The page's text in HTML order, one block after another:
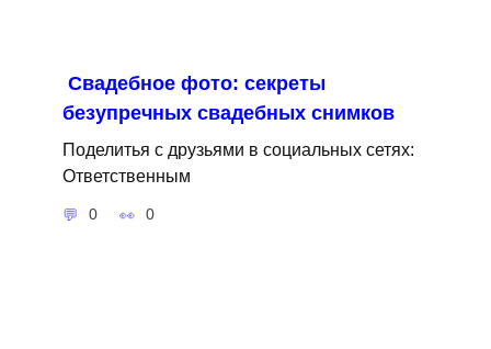
Свадебное фото: секреты
безупречных свадебных снимков
Поделитья с друзьями в социальных сетях:
Ответственным
0 0